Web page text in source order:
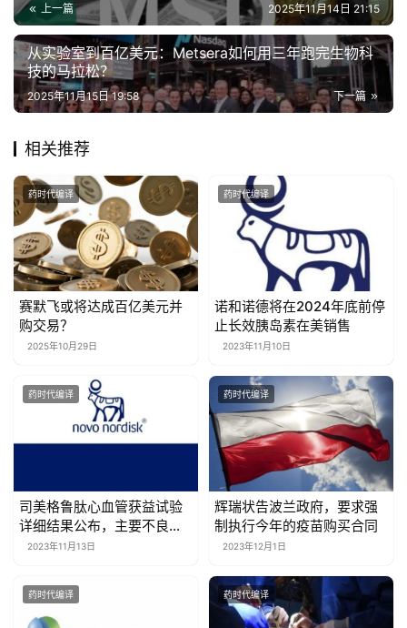
上一篇 2025年11月14日 21:15
从实验室到百亿美元：Metsera如何用三年跑完生物科
技的马拉松？
下一篇
2025年11月15日 19:58
相关推荐
药时代编译
赛默飞或将达成百亿美元并
购交易？
2025年10月29日
药时代编译
诺和诺德将在2024年底前停
止长效胰岛素在美销售
2023年11月10日
药时代编译
司美格鲁肽心血管获益试验
详细结果公布，主要不良心
血管事件风险降低20%，且
2023年11月13日
药时代编译
辉瑞状告波兰政府，要求强
制执行今年的疫苗购买合同
2023年12月1日
药时代编译 药时代编译